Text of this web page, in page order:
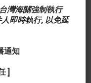
0.5g/ < 2%鈉
Carbohydrates
Sugar 1g/ +
+
蒲公英根萃取
Root檸檬草葉
Root荷蘭芹
歐亞甘草根
灣海關強制執行
即時執行, 以免延
通知
]